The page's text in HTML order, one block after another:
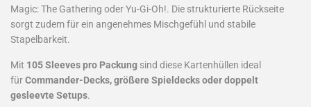
Magic: The Gathering oder Yu-Gi-Oh!. Die strukturierte Rückseite
sorgt zudem für ein angenehmes Mischgefühl und stabile
Stapelbarkeit.
Mit 105 Sleeves pro Packung sind diese Kartenhüllen ideal
fürCommander-Decks, größere Spieldecks oder doppelt
gesleevte Setups.